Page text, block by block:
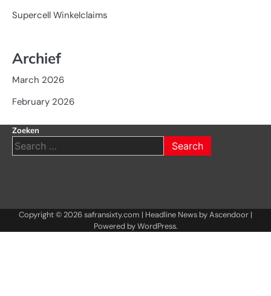
Supercell Winkelclaims
Archief
March 2026
February 2026
Zoeken
Search
for:
Copyright © 2026safransixty.com | Headline News byAscendoor |
Powered byWordPress.